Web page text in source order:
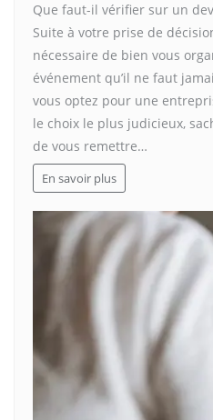
Que faut-il vérifier sur un
Suite à votre prise de
nécessaire de bien vous
événement qu’il ne faut
vous optez pour une
le choix le plus judicieux,
de vous remettre…
En savoir plus